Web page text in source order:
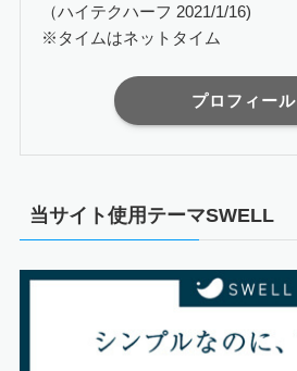
（ハイテクハーフ 2021/1/16)
※タイムはネットタイム
プロフィール
当サイト使用テーマSWELL